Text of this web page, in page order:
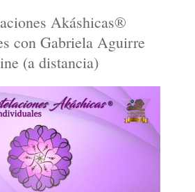
Akáshicas®
con Gabriela Aguirre
(a distancia)